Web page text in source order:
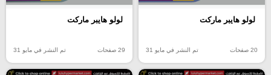
لولو هايبر ماركت
20 صفحات تم النشر في مايو 31
لولو هايبر ماركت
29 صفحات تم النشر في مايو 31